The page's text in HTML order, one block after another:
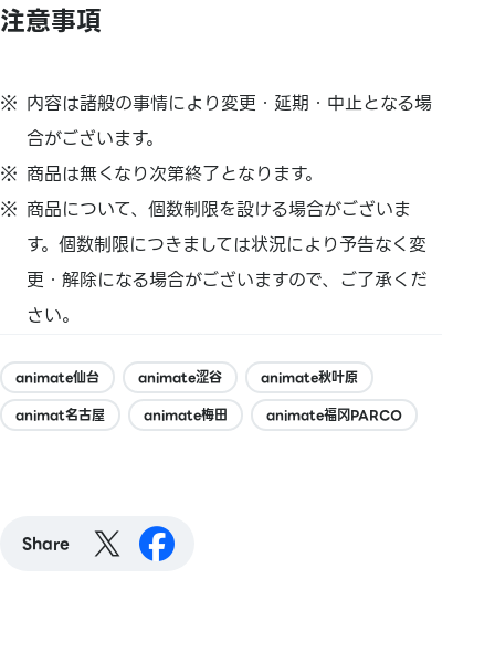
注意事項
内容は諸般の事情により変更・延期・中止となる場
合がございます。
商品は無くなり次第終了となります。
商品について、個数制限を設ける場合がございま
す。個数制限につきましては状況により予告なく変
更・解除になる場合がございますので、ご了承くだ
さい。
animate仙台 animate涩谷
animate秋叶原
animat名古屋
animate梅田 animate福冈PARCO
Share